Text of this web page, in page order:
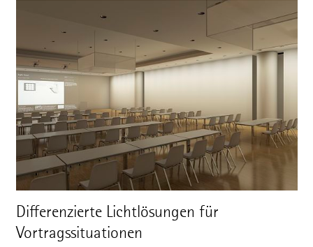
Differenzierte Lichtlösungen für
Vortragssituationen